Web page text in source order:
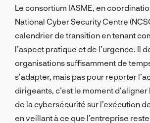
Le consortium IASME, en
National Cyber Security Centre
calendrier de transition en tenant
l’aspect pratique et de l’urgence. Il
organisations suffisamment de
s’adapter, mais pas pour reporter
dirigeants, c’est le moment
de la cybersécurité sur l’exécution
en veillant à ce que l’entreprise